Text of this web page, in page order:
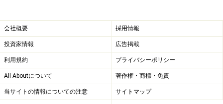
＞【今週の運勢】はこちら
＞【2024年上半期の運勢】はこちら
おとめ座（8月23日～9月22日生まれ）
会社概要 採用情報
投資家情報 広告掲載
利用規約 プライバシーポリシー
All Aboutについて 著作権・商標・免責
当サイトの情報についての注意 サイトマップ